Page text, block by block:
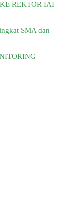
REKTOR IAI
SMA dan